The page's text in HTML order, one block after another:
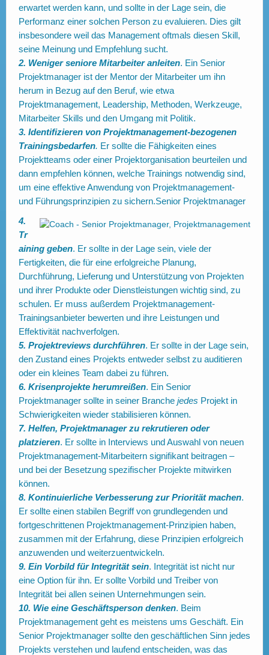
erwartet werden kann, und sollte in der Lage sein, die
Performanz einer solchen Person zu evaluieren. Dies gilt
insbesondere weil das Management oftmals diesen Skill,
seine Meinung und Empfehlung sucht.
2. Weniger seniore Mitarbeiter anleiten. Ein Senior
Projektmanager ist der Mentor der Mitarbeiter um ihn
herum in Bezug auf den Beruf, wie etwa
Projektmanagement, Leadership, Methoden, Werkzeuge,
Mitarbeiter Skills und den Umgang mit Politik.
3. Identifizieren von Projektmanagement-bezogenen
Trainingsbedarfen. Er sollte die Fähigkeiten eines
Projektteams oder einer Projektorganisation beurteilen und
dann empfehlen können, welche Trainings notwendig sind,
um eine effektive Anwendung von Projektmanagement-
und Führungsprinzipien zu sichern.Senior Projektmanager
4.
Tr
aining geben. Er sollte in der Lage sein, viele der
Fertigkeiten, die für eine erfolgreiche Planung,
Durchführung, Lieferung und Unterstützung von Projekten
und ihrer Produkte oder Dienstleistungen wichtig sind, zu
schulen. Er muss außerdem Projektmanagement-
Trainingsanbieter bewerten und ihre Leistungen und
Effektivität nachverfolgen.
5. Projektreviews durchführen. Er sollte in der Lage sein,
den Zustand eines Projekts entweder selbst zu auditieren
oder ein kleines Team dabei zu führen.
6. Krisenprojekte herumreißen. Ein Senior
Projektmanager sollte in seiner Branche jedes Projekt in
Schwierigkeiten wieder stabilisieren können.
7. Helfen, Projektmanager zu rekrutieren oder
platzieren. Er sollte in Interviews und Auswahl von neuen
Projektmanagement-Mitarbeitern signifikant beitragen –
und bei der Besetzung spezifischer Projekte mitwirken
können.
8. Kontinuierliche Verbesserung zur Priorität machen.
Er sollte einen stabilen Begriff von grundlegenden und
fortgeschrittenen Projektmanagement-Prinzipien haben,
zusammen mit der Erfahrung, diese Prinzipien erfolgreich
anzuwenden und weiterzuentwickeln.
9. Ein Vorbild für Integrität sein. Integrität ist nicht nur
eine Option für ihn. Er sollte Vorbild und Treiber von
Integrität bei allen seinen Unternehmungen sein.
10. Wie eine Geschäftsperson denken. Beim
Projektmanagement geht es meistens ums Geschäft. Ein
Senior Projektmanager sollte den geschäftlichen Sinn jedes
Projekts verstehen und laufend entscheiden, was das